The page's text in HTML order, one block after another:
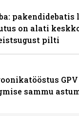
on alati
pilti
sammu